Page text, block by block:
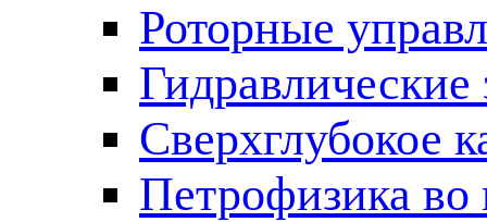
Роторные
Сверхглубокое
Петрофизика во